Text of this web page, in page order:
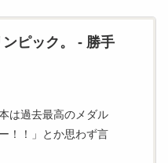
ピック。 - 勝手
は過去最高のメダル
！！」とか思わず言